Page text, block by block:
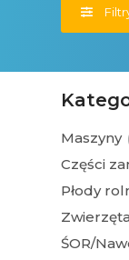
Maszyny (
Części
Płody
Zwierzęta
ŚOR/